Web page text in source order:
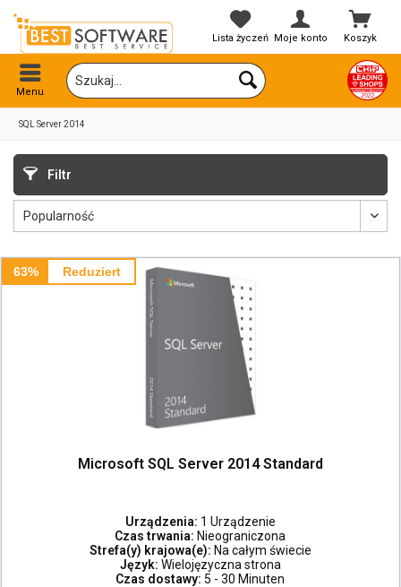
Koszyk
Lista życzeń Moje konto
Menu
SQL Server 2014
Filtr
63% Reduziert
Microsoft SQL Server 2014 Standard
Urządzenia: 1 Urządzenie
Czas trwania: Nieograniczona
Strefa(y) krajowa(e): Na całym świecie
Język: Wielojęzyczna strona
Czas dostawy: 5 - 30 Minuten